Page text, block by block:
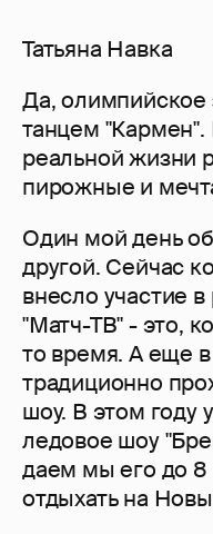
Татьяна Навка
Да, олимпийское
танцем "Кармен".
реальной жизни
пирожные и
Один мой день
другой. Сейчас
внесло участие
"Матч-ТВ" - это,
то время. А еще
традиционно
шоу. В этом году
ледовое шоу
даем мы его до
отдыхать на